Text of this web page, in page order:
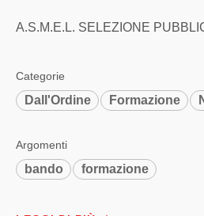
A.S.M.E.L. SELEZIONE
Categorie
Dall'Ordine Formazione
Argomenti
bando formazione